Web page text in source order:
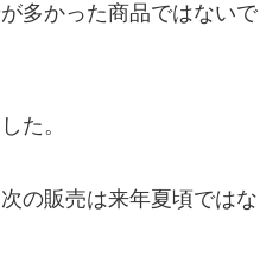
多かった商品ではないで
た。
の販売は来年夏頃ではな